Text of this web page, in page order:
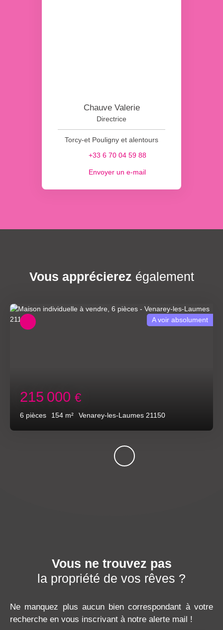
Chauve Valerie
Directrice
Torcy-et Pouligny et alentours
+33 6 70 04 59 88
Envoyer un e-mail
Vous apprécierez également
215 000 €
6 pièces 154 m² Venarey-les-Laumes 21150
A voir absolument
Vous ne trouvez pas
la propriété de vos rêves ?
Ne manquez plus aucun bien correspondant à votre
recherche en vous inscrivant à notre alerte mail !